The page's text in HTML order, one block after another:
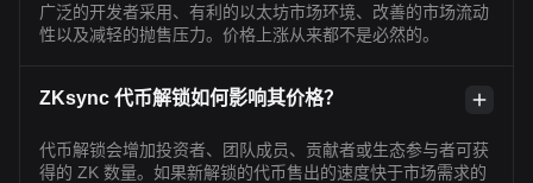
广泛的开发者采用、有利的以太坊市场环境、改善的市场流动
性以及减轻的抛售压力。价格上涨从来都不是必然的。
ZKsync 代币解锁如何影响其价格？
代币解锁会增加投资者、团队成员、贡献者或生态参与者可获
得的 ZK 数量。如果新解锁的代币售出的速度快于市场需求的